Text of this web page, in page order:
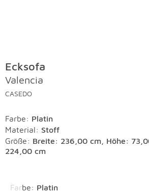
Ecksofa
Valencia
CASEDO
Farbe: Platin
Material: Stoff
Größe: Breite: 236,00 cm, Höhe:
224,00 cm
Farbe: Platin